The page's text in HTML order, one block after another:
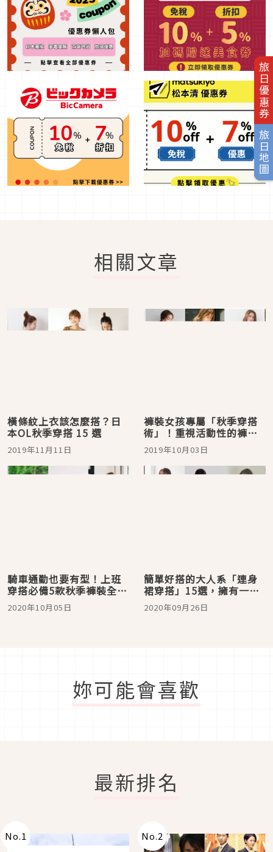
旅日優惠券
旅日地圖
相關文章
橫條紋上衣該怎麼搭？日
本OL秋季穿搭 15 選
2019年11月11日
褲裝女孩專屬「秋季穿搭
術」！重視活動性的褲裝
穿搭特集！
2019年10月03日
騎車通勤也要有型！上班
穿搭必備5款秋季褲裝全新
亮相
2020年10月05日
簡單好搭的大人系「連身
裙穿搭」15選，擁有一件
便能搞定一切！
2020年09月26日
妳可能會喜歡
最新排名
No.1 No.2